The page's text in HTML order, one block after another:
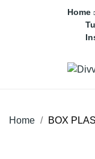
Home
Home BOX